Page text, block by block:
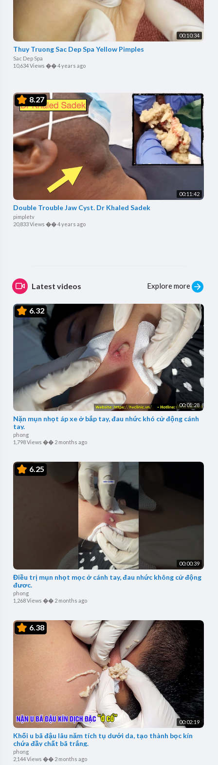
00:10:34
Thuy Truong Sac Dep Spa Yellow Pimples
Sac Dep Spa
10,634 Views ��4 years ago
8.27
00:11:42
Double Trouble Jaw Cyst. Dr Khaled Sadek
pimpletv
20,833 Views ��4 years ago
Latest videos Explore more
6.32
00:01:28
Nặn mụn nhọt áp xe ở bắp tay, đau nhức khó cử động cánh
tay.
phong
1,798 Views �� 2 months ago
6.25
00:00:39
Điều trị mụn nhọt mọc ở cánh tay, đau nhức không cử động
được.
phong
1,268 Views �� 2 months ago
6.38
00:02:19
Khối u bã đậu lâu năm tích tụ dưới da, tạo thành bọc kín
chứa đầy chất bã trắng.
phong
2,144 Views �� 2 months ago